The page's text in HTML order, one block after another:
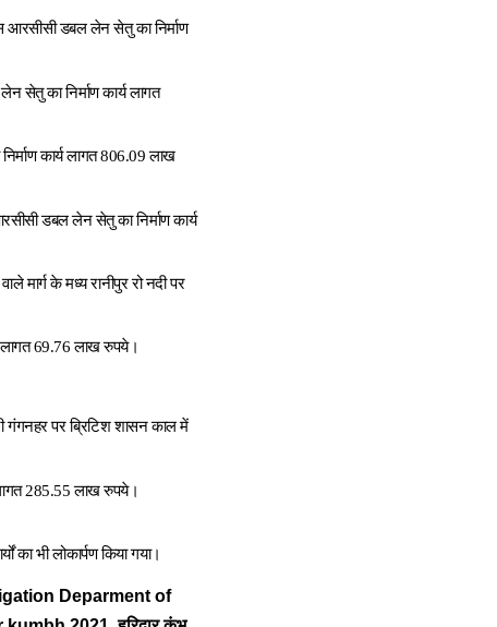
आरसीसी डबल लेन सेतु का निर्माण
सेतु का निर्माण कार्य लागत
कार्य लागत 806.09 लाख
डबल लेन सेतु का निर्माण कार्य
मार्ग के मध्य रानीपुर रो नदी पर
लागत 69.76 लाख रुपये।
गंगनहर पर ब्रिटिश शासन काल में
लागत 285.55 लाख रुपये।
का भी लोकार्पण किया गया।
Deparment of